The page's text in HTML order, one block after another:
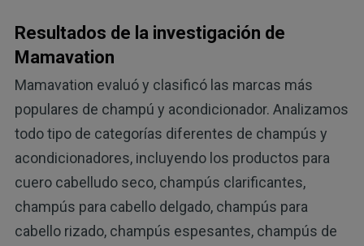
Resultados de la investigación de
Mamavation
Mamavation evaluó y clasificó las marcas más
populares de champú y acondicionador. Analizamos
todo tipo de categorías diferentes de champús y
acondicionadores, incluyendo los productos para
cuero cabelludo seco, champús clarificantes,
champús para cabello delgado, champús para
cabello rizado, champús espesantes, champús de